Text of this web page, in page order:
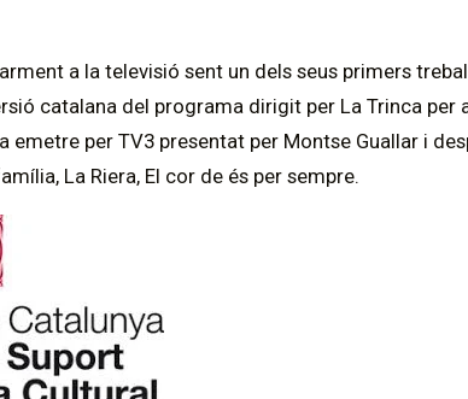
a la televisió sent un dels seus primers
catalana del programa dirigit per La Trinca per
emetre per TV3 presentat per Montse Guallar i
La Riera, El cor de és per sempre.